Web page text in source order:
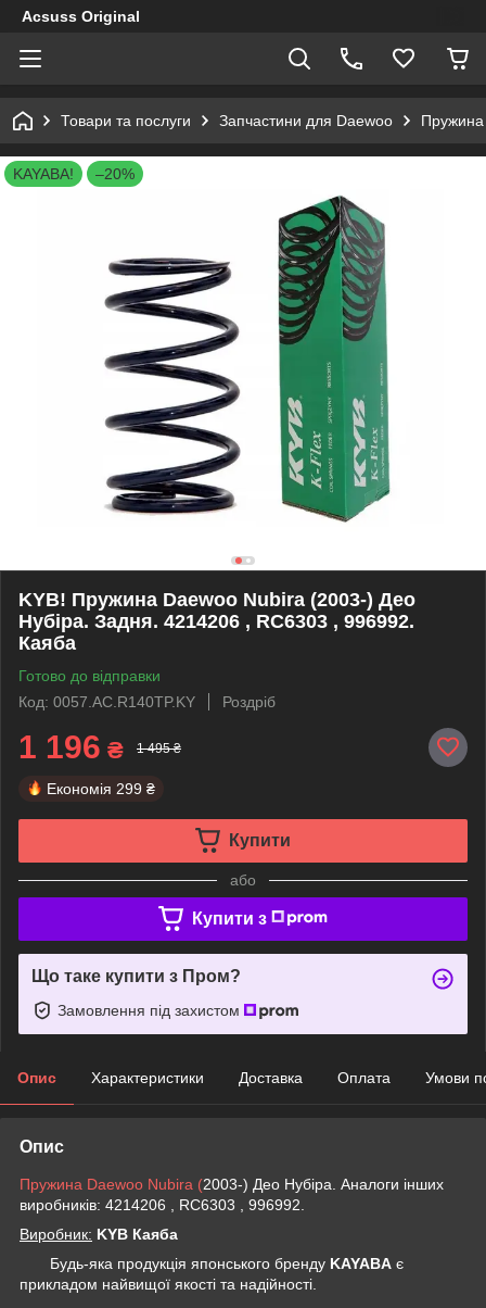
Acsuss Original
Товари та послуги Запчастини для Daewoo Пружина
KAYABA! –20%
KYB! Пружина Daewoo Nubira (2003-) Део
Нубіра. Задня. 4214206 , RC6303 , 996992.
Каяба
Готово до відправки
Код: 0057.AC.R140TP.KY
Роздріб
1 196 ₴ 1 495 ₴
Економія 299 ₴
Купити
або
Купити з
Що таке купити з Пром?
Замовлення під захистом
Опис Характеристики Доставка Оплата Умови
Опис
Пружина Daewoo Nubira (2003-) Део Нубіра. Аналоги інших
виробників: 4214206 , RC6303 , 996992.
Виробник: KYB Каяба
Будь-яка продукція японського бренду KAYABA є
прикладом найвищої якості та надійності.